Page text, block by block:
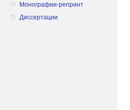
Монографии-репринт
Диссертации